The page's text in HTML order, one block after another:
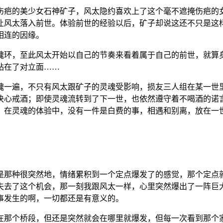
的美少女石神矿子，风太隐约喜欢上了这个毫不遮掩伤疤
太落入前世。体验前世的经验以后，矿子却说这还不只是
的因缘。
，至此风太开始以自己的节奏来看着属于自己的前世，就
在了对立面……
遍，不只有风太跟矿子的灵魂受影响，损友三人组在某一
戒酒；即使灵魂流转到了下一世，也依然遵守着不喝酒的诺
灵魂的体验中，没有一件是白费的事，相遇和别离，放在
种很突然地，情绪累积到一个定点爆发了的感觉，那个定
了这个机会，那一刻我跟风太一样，心里突然爆出了一阵
生的啊，一切都还是有意义的。
个桥段，但还是突然就会在哪里就爆发，但每一次看到那